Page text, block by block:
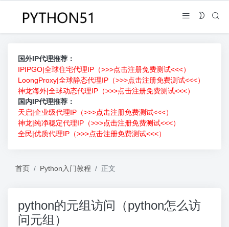
国外IP代理推荐：
IPIPGO|全球住宅代理IP（>>>点击注册免费测试<<<）
LoongProxy|全球静态代理IP（>>>点击注册免费测试<<<）
神龙海外|全球动态代理IP（>>>点击注册免费测试<<<）
国内IP代理推荐：
天启|企业级代理IP（>>>点击注册免费测试<<<）
神龙|纯净稳定代理IP（>>>点击注册免费测试<<<）
全民|优质代理IP（>>>点击注册免费测试<<<）
首页 Python入门教程 正文
python的元组访问（python怎么访
问元组）